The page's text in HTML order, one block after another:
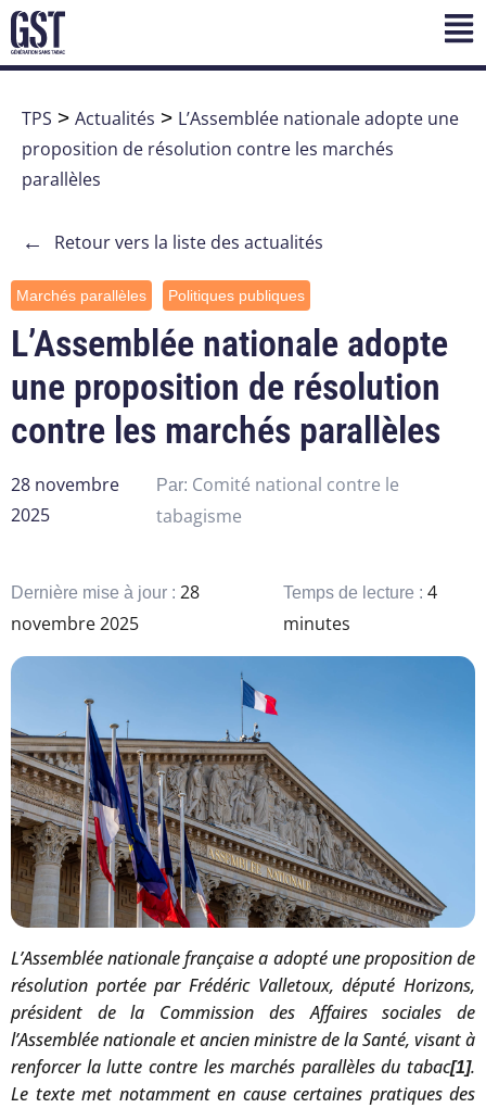
TPS > Actualités > L’Assemblée nationale adopte une
proposition de résolution contre les marchés
parallèles
← Retour vers la liste des actualités
Marchés parallèles Politiques publiques
L’Assemblée nationale adopte
une proposition de résolution
contre les marchés parallèles
28 novembre
2025
Par: Comité national contre le
tabagisme
Dernière mise à jour : 28
novembre 2025
Temps de lecture :4
minutes
L’Assemblée nationale française a adopté une proposition de
résolution portée par Frédéric Valletoux, député Horizons,
président de la Commission des Affaires sociales de
l’Assemblée nationale et ancien ministre de la Santé, visant à
renforcer la lutte contre les marchés parallèles du tabac[1].
Le texte met notamment en cause certaines pratiques des